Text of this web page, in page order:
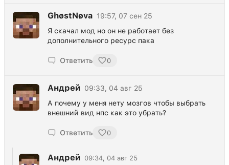
GhøstNøva 19:57, 07 сен 25
Я скачал мод но он не работает без
дополнительного ресурс пака
Ответить 0
Андрей 09:33, 04 авг 25
А почему у меня нету мозгов чтобы выбрать
внешний вид нпс как это убрать?
Ответить 0
Андрей 09:34, 04 авг 25